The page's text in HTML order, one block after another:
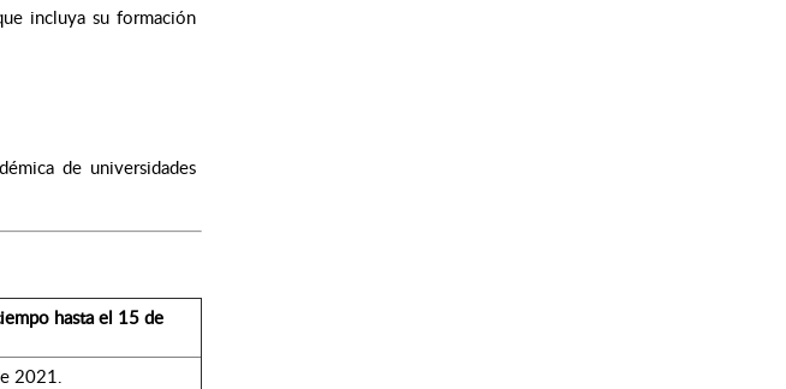
incluya su formación
de universidades
hasta el 15 de
2021.